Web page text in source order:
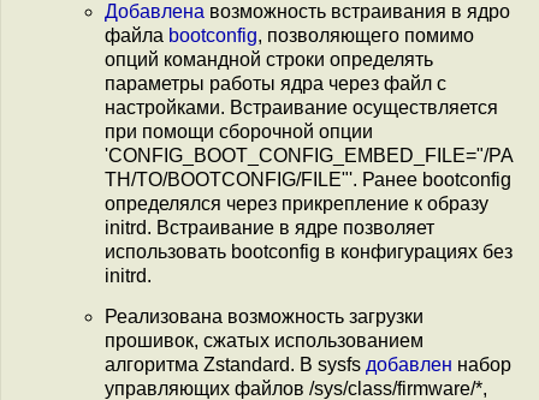
Добавлена возможность встраивания в ядро
файла bootconfig, позволяющего помимо
опций командной строки определять
параметры работы ядра через файл с
настройками. Встраивание осуществляется
при помощи сборочной опции
'CONFIG_BOOT_CONFIG_EMBED_FILE="/PA
TH/TO/BOOTCONFIG/FILE"'. Ранее bootconfig
определялся через прикрепление к образу
initrd. Встраивание в ядре позволяет
использовать bootconfig в конфигурациях без
initrd.
Реализована возможность загрузки
прошивок, сжатых использованием
алгоритма Zstandard. В sysfs добавлен набор
управляющих файлов /sys/class/firmware/*,